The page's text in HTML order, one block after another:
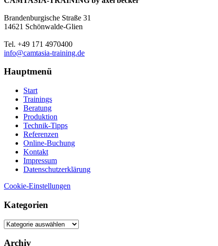
Brandenburgische Straße 31
14621 Schönwalde-Glien
Tel. +49 171 4970400
info@camtasia-training.de
Hauptmenü
Start
Trainings
Beratung
Produktion
Technik-Tipps
Referenzen
Online-Buchung
Kontakt
Impressum
Datenschutzerklärung
Cookie-Einstellungen
Kategorien
Kategorien
Archiv